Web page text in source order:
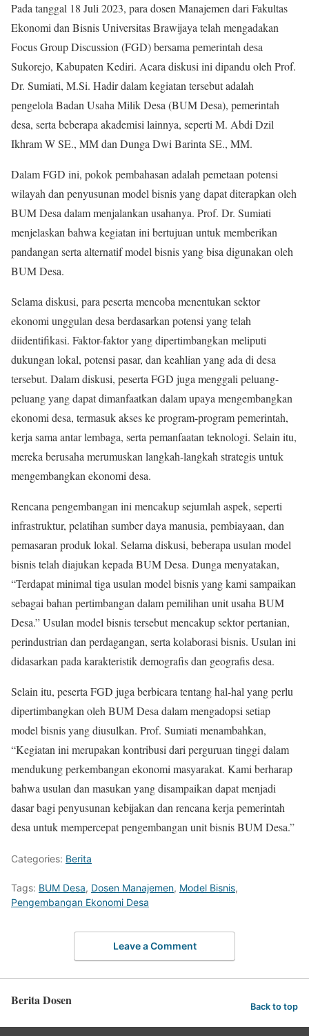
Pada tanggal 18 Juli 2023, para dosen Manajemen dari Fakultas
Ekonomi dan Bisnis Universitas Brawijaya telah mengadakan
Focus Group Discussion (FGD) bersama pemerintah desa
Sukorejo, Kabupaten Kediri. Acara diskusi ini dipandu oleh Prof.
Dr. Sumiati, M.Si. Hadir dalam kegiatan tersebut adalah
pengelola Badan Usaha Milik Desa (BUM Desa), pemerintah
desa, serta beberapa akademisi lainnya, seperti M. Abdi Dzil
Ikhram W SE., MM dan Dunga Dwi Barinta SE., MM.
Dalam FGD ini, pokok pembahasan adalah pemetaan potensi
wilayah dan penyusunan model bisnis yang dapat diterapkan oleh
BUM Desa dalam menjalankan usahanya. Prof. Dr. Sumiati
menjelaskan bahwa kegiatan ini bertujuan untuk memberikan
pandangan serta alternatif model bisnis yang bisa digunakan oleh
BUM Desa.
Selama diskusi, para peserta mencoba menentukan sektor
ekonomi unggulan desa berdasarkan potensi yang telah
diidentifikasi. Faktor-faktor yang dipertimbangkan meliputi
dukungan lokal, potensi pasar, dan keahlian yang ada di desa
tersebut. Dalam diskusi, peserta FGD juga menggali peluang-
peluang yang dapat dimanfaatkan dalam upaya mengembangkan
ekonomi desa, termasuk akses ke program-program pemerintah,
kerja sama antar lembaga, serta pemanfaatan teknologi. Selain itu,
mereka berusaha merumuskan langkah-langkah strategis untuk
mengembangkan ekonomi desa.
Rencana pengembangan ini mencakup sejumlah aspek, seperti
infrastruktur, pelatihan sumber daya manusia, pembiayaan, dan
pemasaran produk lokal. Selama diskusi, beberapa usulan model
bisnis telah diajukan kepada BUM Desa. Dunga menyatakan,
“Terdapat minimal tiga usulan model bisnis yang kami sampaikan
sebagai bahan pertimbangan dalam pemilihan unit usaha BUM
Desa.” Usulan model bisnis tersebut mencakup sektor pertanian,
perindustrian dan perdagangan, serta kolaborasi bisnis. Usulan ini
didasarkan pada karakteristik demografis dan geografis desa.
Selain itu, peserta FGD juga berbicara tentang hal-hal yang perlu
dipertimbangkan oleh BUM Desa dalam mengadopsi setiap
model bisnis yang diusulkan. Prof. Sumiati menambahkan,
“Kegiatan ini merupakan kontribusi dari perguruan tinggi dalam
mendukung perkembangan ekonomi masyarakat. Kami berharap
bahwa usulan dan masukan yang disampaikan dapat menjadi
dasar bagi penyusunan kebijakan dan rencana kerja pemerintah
desa untuk mempercepat pengembangan unit bisnis BUM Desa.”
Categories: Berita
Tags: BUM Desa, Dosen Manajemen, Model Bisnis,
Pengembangan Ekonomi Desa
Leave a Comment
Berita Dosen Back to top